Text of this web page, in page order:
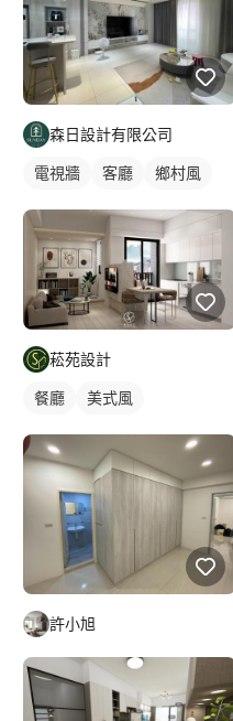
森日設計有限公司
電視牆 客廳 鄉村風
菘苑設計
餐廳 美式風
許小旭